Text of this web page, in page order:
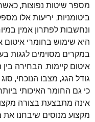
מספר שיטות נפוצות,
ביטומניות. יריעות אלו
ונחשבות לפתרון אמין
היא שימוש בחומרי איטום
במקרים מסוימים לגגות
איטום קיימות. הבחירה
גודל הגג, מצבו הנוכחי,
כי גם החומר האיכותי
אינה מתבצעת בצורה
מקצוע מנוסים שיבחנו את